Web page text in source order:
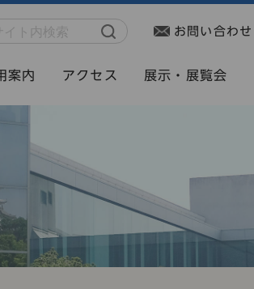
お問い合わせ
案内 アクセス 展示・展覧会